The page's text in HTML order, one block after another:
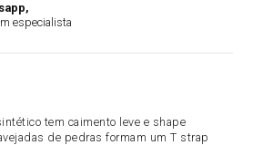
especialista
tem caimento leve e shape
de pedras formam um T strap